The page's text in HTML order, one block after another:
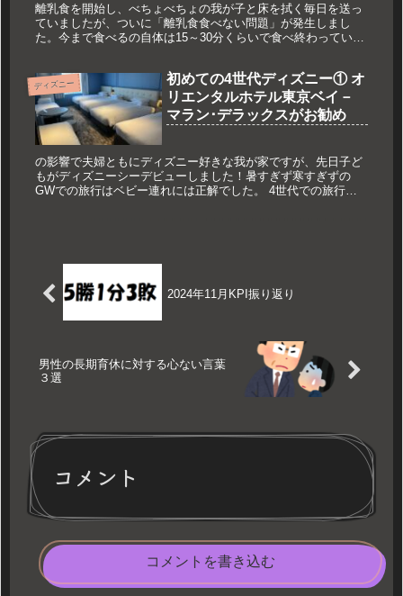
離乳食を開始し、べちょべちょの我が子と床を拭く毎日を送っ
ていましたが、ついに「離乳食食べない問題」が発生しまし
た。今まで食べるの自体は15～30分くらいで食べ終わっていた
ディズニー
初めての4世代ディズニー① オ
リエンタルホテル東京ベイ－
マラン･デラックスがお勧め
の影響で夫婦ともにディズニー好きな我が家ですが、先日子ど
もがディズニーシーデビューしました！暑すぎず寒すぎずの
GWでの旅行はベビー連れには正解でした。 4世代での旅行と
2024年11月KPI振り返り
男性の長期育休に対する心ない言葉
３選
コメント
コメントを書き込む